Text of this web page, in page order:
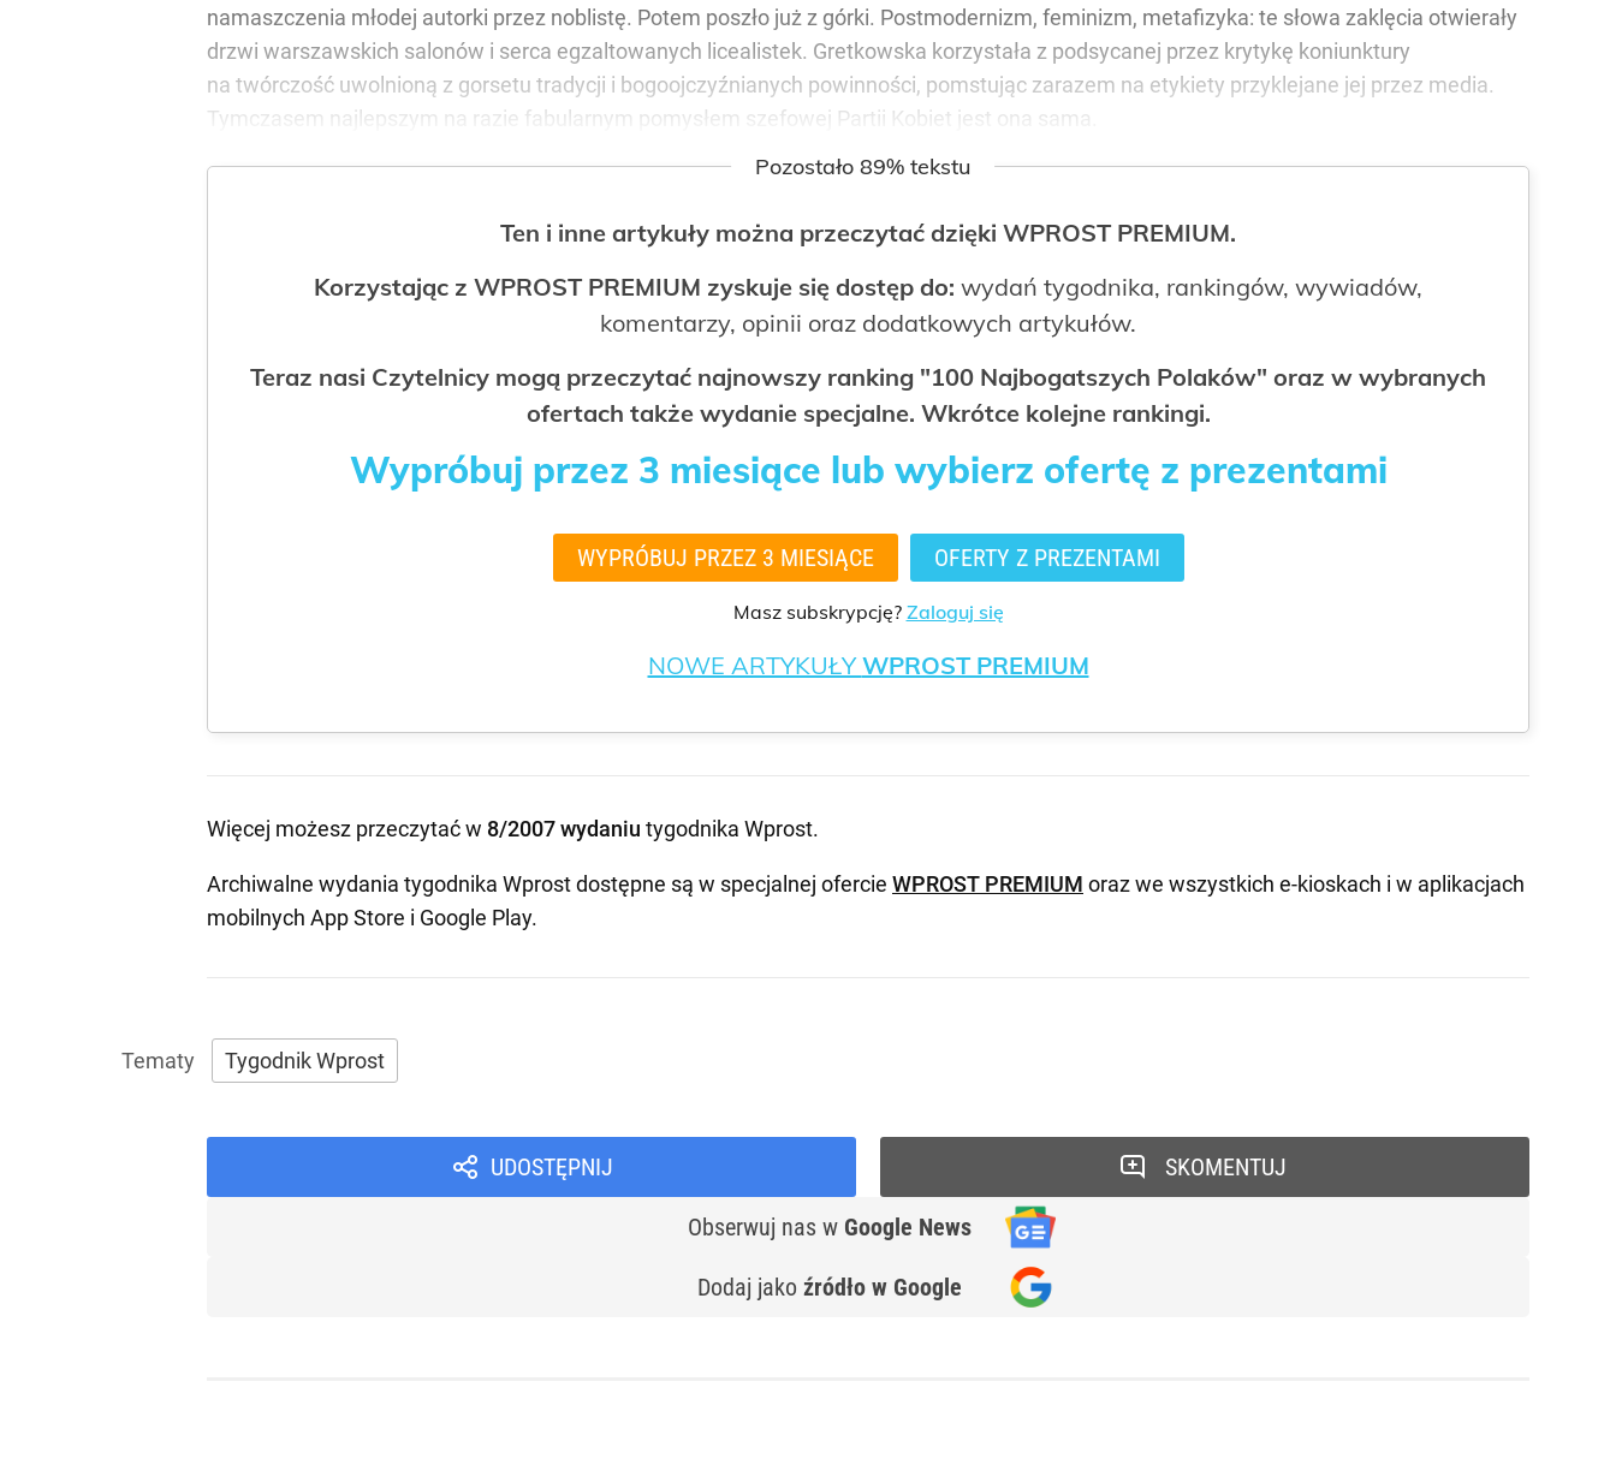
namaszczenia młodej autorki przez noblistę. Potem poszło już z górki. Postmodernizm, feminizm, metafizyka: te słowa zaklęcia otwierały
drzwi warszawskich salonów i serca egzaltowanych licealistek. Gretkowska korzystała z podsycanej przez krytykę koniunktury
na twórczość uwolnioną z gorsetu tradycji i bogoojczyźnianych powinności, pomstując zarazem na etykiety przyklejane jej przez media.
Tymczasem najlepszym na razie fabularnym pomysłem szefowej Partii Kobiet jest ona sama.
Pozostało 89% tekstu
Ten i inne artykuły można przeczytać dzięki WPROST PREMIUM.
Korzystając z WPROST PREMIUM zyskuje się dostęp do: wydań tygodnika, rankingów, wywiadów,
komentarzy, opinii oraz dodatkowych artykułów.
Teraz nasi Czytelnicy mogą przeczytać najnowszy ranking "100 Najbogatszych Polaków" oraz w wybranych
ofertach także wydanie specjalne. Wkrótce kolejne rankingi.
Wypróbuj przez 3 miesiące lub wybierz ofertę z prezentami
WYPRÓBUJ PRZEZ 3 MIESIĄCE OFERTY Z PREZENTAMI
Masz subskrypcję? Zaloguj się
NOWE ARTYKUŁYWPROST PREMIUM
Więcej możesz przeczytać w 8/2007 wydaniu tygodnika Wprost.
Archiwalne wydania tygodnika Wprost dostępne są w specjalnej ofercie WPROST PREMIUM oraz we wszystkich e-kioskach i w aplikacjach
mobilnych App Store i Google Play.
Tygodnik Wprost
UDOSTĘPNIJ
Obserwuj nas w Google News
Dodaj jako źródło w Google
SKOMENTUJ